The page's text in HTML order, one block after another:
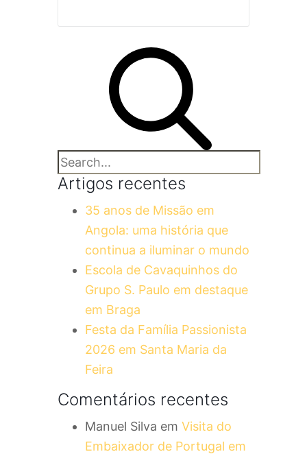
Artigos recentes
35 anos de Missão em
Angola: uma história que
continua a iluminar o mundo
Escola de Cavaquinhos do
Grupo S. Paulo em destaque
em Braga
Festa da Família Passionista
2026 em Santa Maria da
Feira
Comentários recentes
Manuel Silva em Visita do
Embaixador de Portugal em